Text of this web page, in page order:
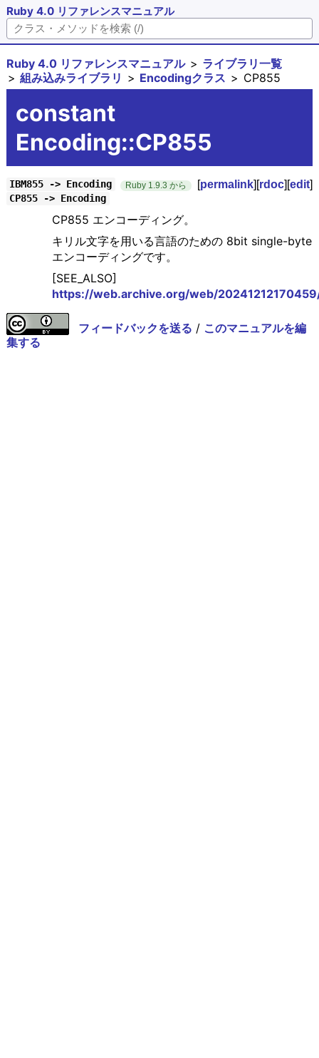
Ruby 4.0 リファレンスマニュアル
Ruby 4.0 リファレンスマニュアル
ライブラリ一覧
組み込みライブラリ
Encodingクラス CP855
constant
Encoding::CP855
IBM855 -> Encoding Ruby 1.9.3 から [permalink][rdoc][edit]
CP855 -> Encoding
CP855 エンコーディング。
キリル文字を用いる言語のための 8bit single-byte
エンコーディングです。
[SEE_ALSO]
https://web.archive.org/web/
フィードバックを送る / このマニュアルを編
集する